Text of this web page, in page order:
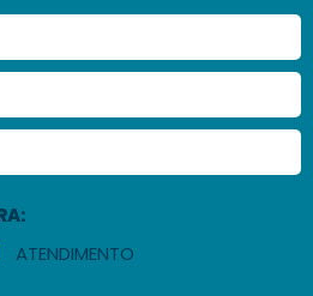
ATENDIMENTO